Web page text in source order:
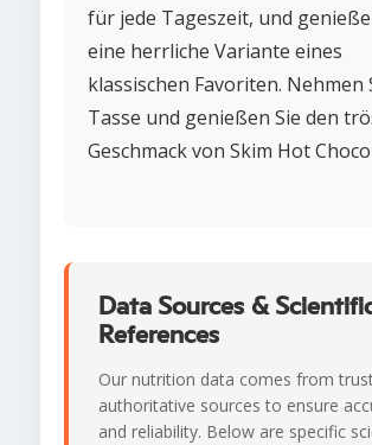
für jede Tageszeit, und
eine herrliche Variante eines
klassischen Favoriten. Nehmen
Tasse und genießen Sie den
Geschmack von Skim Hot
Data Sources &
References
Our nutrition data comes from
authoritative sources to ensure
and reliability. Below are specific